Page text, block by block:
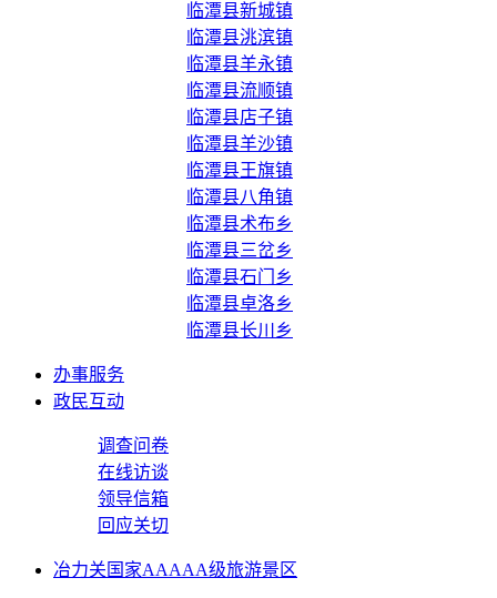
临潭县新城镇
临潭县洮滨镇
临潭县羊永镇
临潭县流顺镇
临潭县店子镇
临潭县羊沙镇
临潭县王旗镇
临潭县八角镇
临潭县术布乡
临潭县三岔乡
临潭县石门乡
临潭县卓洛乡
临潭县长川乡
办事服务
政民互动
调查问卷
在线访谈
领导信箱
回应关切
冶力关国家AAAAA级旅游景区